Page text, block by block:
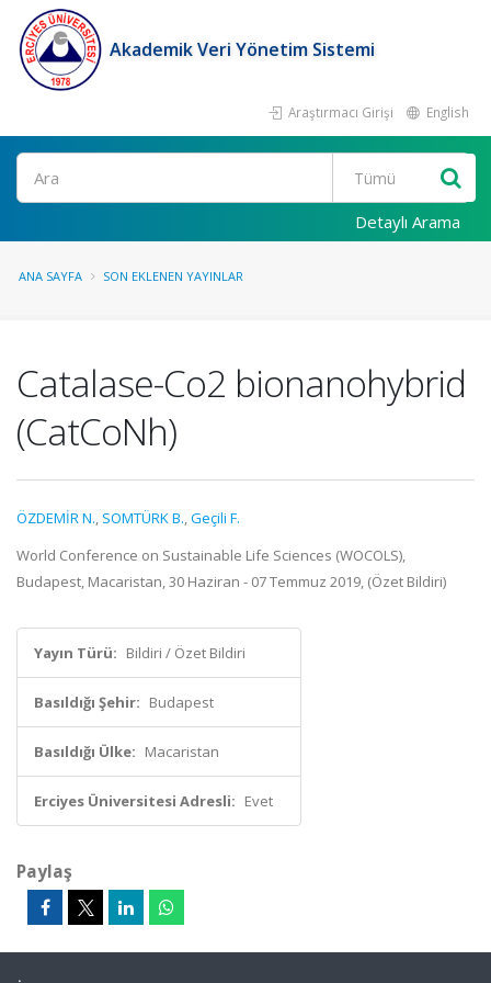
Akademik Veri Yönetim Sistemi
Araştırmacı Girişi English
Ara
Detaylı Arama
ANA SAYFA SON EKLENEN YAYINLAR
Catalase-Co2 bionanohybrid
(CatCoNh)
ÖZDEMİR N., SOMTÜRK B.,Geçili F.
World Conference on Sustainable Life Sciences (WOCOLS),
Budapest, Macaristan, 30 Haziran - 07 Temmuz 2019, (Özet Bildiri)
Yayın Türü: Bildiri / Özet Bildiri
Basıldığı Şehir: Budapest
Basıldığı Ülke: Macaristan
Erciyes Üniversitesi Adresli: Evet
Paylaş